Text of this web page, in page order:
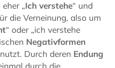
„Ich verstehe“ und
die Verneinung, also um
“ oder „ich verstehe
Negativformen
Durch deren Endung
durch die